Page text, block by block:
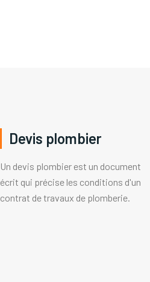
Devis plombier
Un devis plombier est un document
écrit qui précise les conditions d'un
contrat de travaux de plomberie.